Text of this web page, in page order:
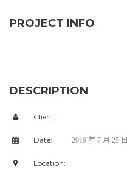
PROJECT INFO
DESCRIPTION
Client:
Date: 2019 年 7 月 25 日
Location: